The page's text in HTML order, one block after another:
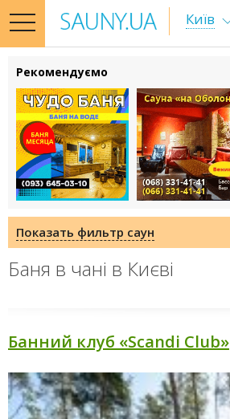
toggle
navigation
Київ
Рекомендуємо
Баня в чані в Києві
Банний клуб «Scandi Club»
Показать фильтр саун